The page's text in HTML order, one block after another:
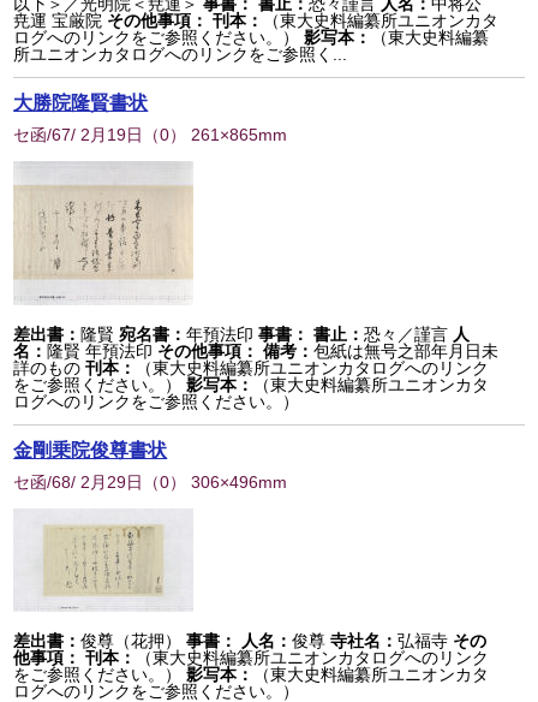
尭運 宝厳院 その他事項： 刊本：
（東大史料編纂所ユニオンカタ
ログへのリンクをご参照ください。）
影写本：
（東大史料編纂
所ユニオンカタログへのリンクをご参照く...
大勝院隆賢書状
セ函/67/ 2月19日 （0） 261×865mm
差出書： 隆賢 宛名書：年預法印 事書： 書止：恐々／謹言 人
名： 隆賢 年預法印 その他事項： 備考：包紙は無号之部年月日未
詳のもの 刊本：
（東大史料編纂所ユニオンカタログへのリンク
をご参照ください。）
影写本：
（東大史料編纂所ユニオンカタ
ログへのリンクをご参照ください。）
金剛乗院俊尊書状
セ函/68/ 2月29日 （0） 306×496mm
差出書：俊尊（花押） 事書： 人名：俊尊 寺社名：弘福寺 その
他事項： 刊本：
（東大史料編纂所ユニオンカタログへのリンク
をご参照ください。）
影写本：
（東大史料編纂所ユニオンカタ
ログへのリンクをご参照ください。）